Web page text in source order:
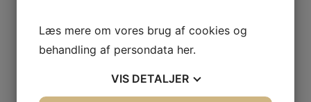
Læs mere om vores brug af cookies og
behandling af persondata her.
VIS DETALJER